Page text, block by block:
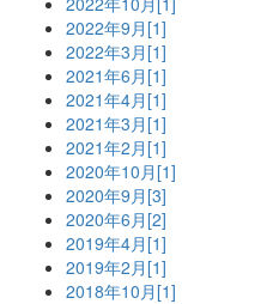
2022年9月[1]
2022年3月[1]
2021年6月[1]
2021年4月[1]
2021年3月[1]
2021年2月[1]
2020年10月[1]
2020年9月[3]
2020年6月[2]
2019年4月[1]
2019年2月[1]
2018年10月[1]